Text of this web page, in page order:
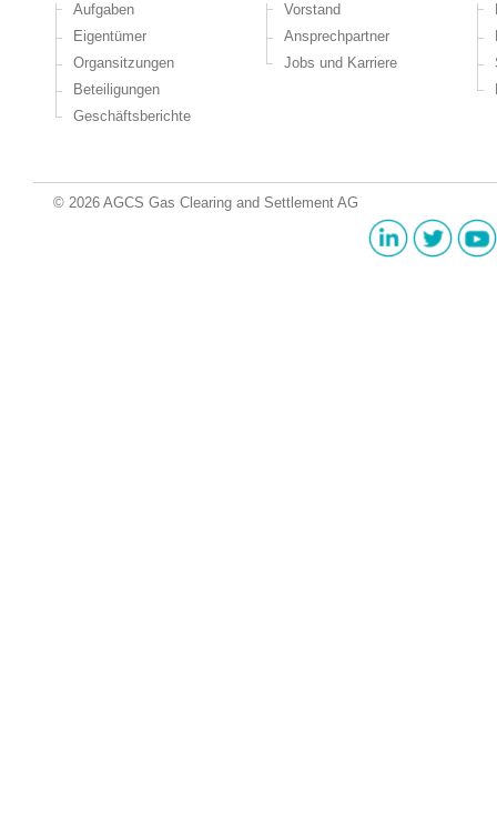
Aufgaben
Eigentümer
Organsitzungen
Beteiligungen
Geschäftsberichte
Vorstand
Ansprechpartner
Jobs und Karriere
© 2026 AGCS Gas Clearing and Settlement AG